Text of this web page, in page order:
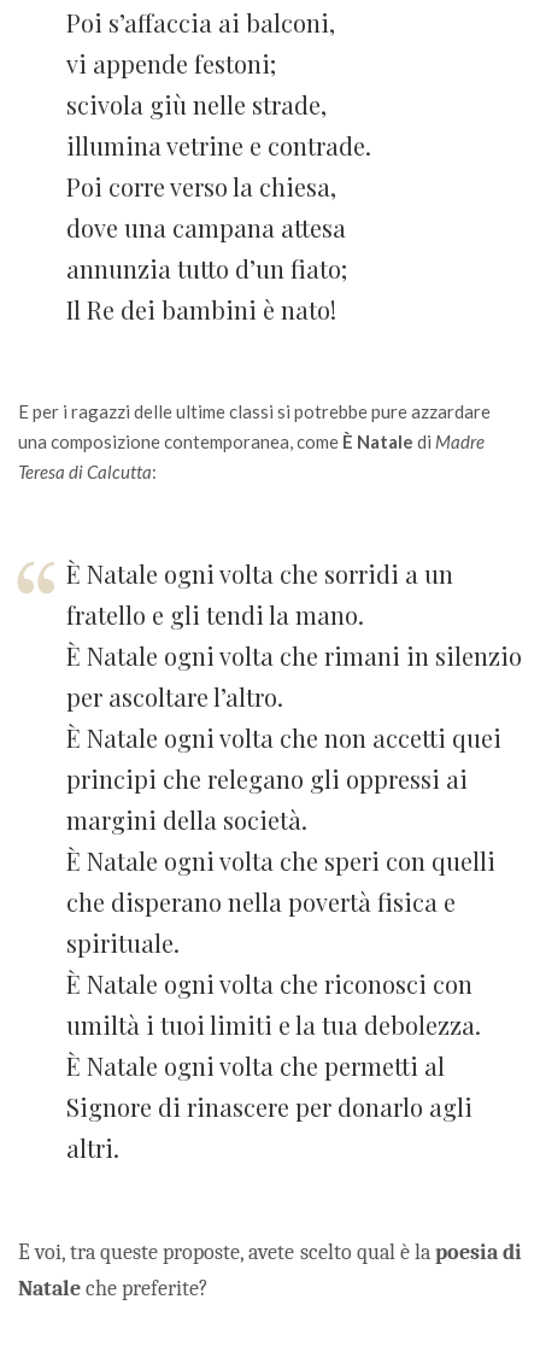
Poi s’affaccia ai balconi,
vi appende festoni;
scivola giù nelle strade,
illumina vetrine e contrade.
Poi corre verso la chiesa,
dove una campana attesa
annunzia tutto d’un fiato;
Il Re dei bambini è nato!
E per i ragazzi delle ultime classi si potrebbe pure azzardare
una composizione contemporanea, come È Natale di Madre
Teresa di Calcutta:
È Natale ogni volta che sorridi a un
fratello e gli tendi la mano.
È Natale ogni volta che rimani in silenzio
per ascoltare l’altro.
È Natale ogni volta che non accetti quei
principi che relegano gli oppressi ai
margini della società.
È Natale ogni volta che speri con quelli
che disperano nella povertà fisica e
spirituale.
È Natale ogni volta che riconosci con
umiltà i tuoi limiti e la tua debolezza.
È Natale ogni volta che permetti al
Signore di rinascere per donarlo agli
altri.
E voi, tra queste proposte, avete scelto qual è lapoesia di
Nataleche preferite?